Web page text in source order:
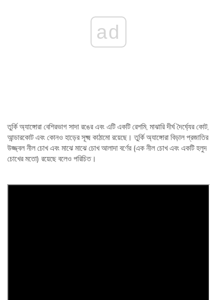
ad
তুর্কি অ্যাঙ্গোরা বেশিরভাগ সাদা রঙের এবং এটি একটি রেশমি, মাঝারি দীর্ঘ দৈর্ঘ্যের কোট,
আন্ডারকোট এবং কোনও হাড়ের সূক্ষ্ম কাঠামো রয়েছে। তুর্কি অ্যাঙ্গোরা বিড়াল প্রজাতির
উজ্জ্বল নীল চোখ এবং মাঝে মাঝে চোখ আলাদা বর্ণের (এক নীল চোখ এবং একটি হলুদ
চোখের মতো) রয়েছে বলেও পরিচিত।